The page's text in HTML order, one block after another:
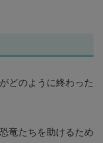
どのように終わった
竜たちを助けるため